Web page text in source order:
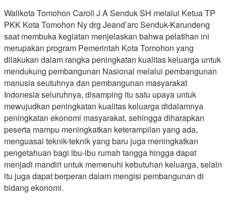
Walikota Tomohon Caroll J A Senduk SH melalui Ketua TP
PKK Kota Tomohon Ny drg Jeand’arc Senduk-Karundeng
saat membuka kegiatan menjelaskan bahwa pelatihan ini
merupakan program Pemerintah Kota Tomohon yang
dilakukan dalam rangka peningkatan kualitas keluarga untuk
mendukung pembangunan Nasional melalui pembangunan
manusia seutuhnya dan pembangunan masyarakat
Indonesia seluruhnya, disamping itu satu upaya untuk
mewujudkan peningkatan kualitas keluarga didalamnya
peningkatan ekonomi masyarakat, sehingga diharapkan
peserta mampu meningkatkan keterampilan yang ada,
menguasai teknik-teknik yang baru juga meningkatkan
pengetahuan bagi ibu-ibu rumah tangga hingga dapat
menjadi mandiri untuk memenuhi kebutuhan keluarga, selain
itu juga dapat berperan dalam mengisi pembangunan di
bidang ekonomi.